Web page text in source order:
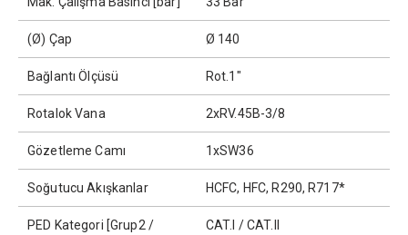
(Ø) Çap Ø 140
Bağlantı Ölçüsü Rot.1"
Rotalok Vana 2xRV.45B-3/8
Gözetleme Camı 1xSW36
Soğutucu Akışkanlar HCFC, HFC, R290, R717*
PED Kategori [Grup2 /
CAT.I / CAT.II